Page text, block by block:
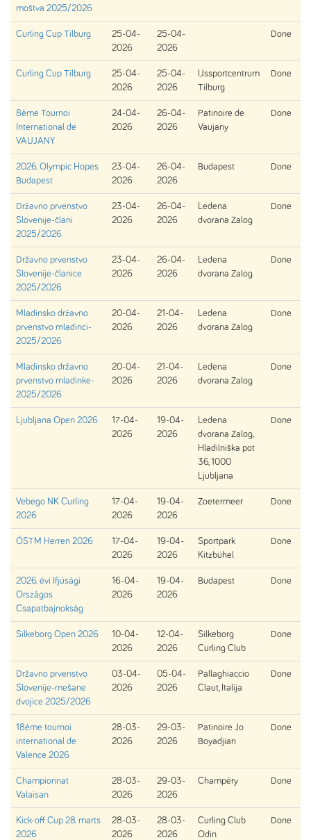
moštva 2025/2026
Curling Cup Tilburg
25-04-
2026
25-04-
2026
Done
Curling Cup Tilburg
25-04-
2026
25-04-
2026
IJssportcentrum
Tilburg
Done
8ème Tournoi
International de
VAUJANY
24-04-
2026
26-04-
2026
Patinoire de
Vaujany
Done
2026. Olympic Hopes
Budapest
23-04-
2026
26-04-
2026
Budapest Done
Državno prvenstvo
Slovenije-člani
2025/2026
23-04-
2026
26-04-
2026
Ledena
dvorana Zalog
Done
Državno prvenstvo
Slovenije-članice
2025/2026
23-04-
2026
26-04-
2026
Ledena
dvorana Zalog
Done
Mladinsko državno
prvenstvo mladinci-
2025/2026
20-04-
2026
21-04-
2026
Ledena
dvorana Zalog
Done
Mladinsko državno
prvenstvo mladinke-
2025/2026
20-04-
2026
21-04-
2026
Ledena
dvorana Zalog
Done
Ljubljana Open 2026
17-04-
2026
19-04-
2026
Ledena
dvorana Zalog,
Hladilniška pot
36, 1000
Ljubljana
Done
Vebego NK Curling
2026
17-04-
2026
19-04-
2026
Zoetermeer Done
ÖSTM Herren 2026
17-04-
2026
19-04-
2026
Sportpark
Kitzbühel
Done
2026. évi Ifjúsági
Országos
Csapatbajnokság
16-04-
2026
19-04-
2026
Budapest Done
Silkeborg Open 2026
10-04-
2026
12-04-
2026
Silkeborg
Curling Club
Done
Državno prvenstvo
Slovenije-mešane
dvojice 2025/2026
03-04-
2026
05-04-
2026
Pallaghiaccio
Claut, Italija
Done
18ème tournoi
international de
Valence 2026
28-03-
2026
29-03-
2026
Patinoire Jo
Boyadjian
Done
Championnat
Valaisan
28-03-
2026
29-03-
2026
Champéry Done
Kick-off Cup 28. marts
2026
28-03-
2026
28-03-
2026
Curling Club
Odin
Done